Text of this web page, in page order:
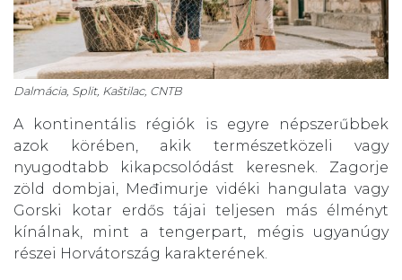
Dalmácia, Split, Kaštilac, CNTB
A kontinentális régiók is egyre népszerűbbek
azok körében, akik természetközeli vagy
nyugodtabb kikapcsolódást keresnek. Zagorje
zöld dombjai, Međimurje vidéki hangulata vagy
Gorski kotar erdős tájai teljesen más élményt
kínálnak, mint a tengerpart, mégis ugyanúgy
részei Horvátország karakterének.